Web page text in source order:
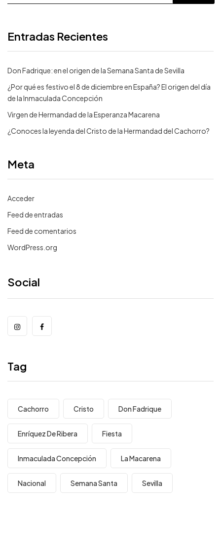
Entradas Recientes
Don Fadrique: en el origen de la Semana Santa de Sevilla
¿Por qué es festivo el 8 de diciembre en España? El origen del día
de la Inmaculada Concepción
Virgen de Hermandad de la Esperanza Macarena
¿Conoces la leyenda del Cristo de la Hermandad del Cachorro?
Meta
Acceder
Feed de entradas
Feed de comentarios
WordPress.org
Social
Tag
Cachorro Cristo Don Fadrique
Enríquez De Ribera Fiesta
Inmaculada Concepción La Macarena
Nacional Semana Santa Sevilla